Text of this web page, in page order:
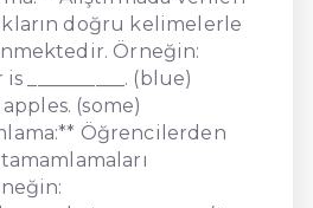
doğru kelimelerle
Örneğin:
__________. (blue)
apples. (some)
Öğrencilerden